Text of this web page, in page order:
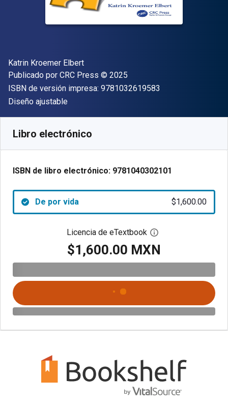
Autor(es)
Katrin Kroemer Elbert
Editor
Publicado por CRC Press Copyright
© 2025
ISBN de versión impresa: 9781032619583
Formato
Diseño ajustable
Libro electrónico
ISBN de libro electrónico: 9781040302101
De por vida $1,600.00
Licencia de eTextbook Abre el cuadro de
$1,600.00 MXN